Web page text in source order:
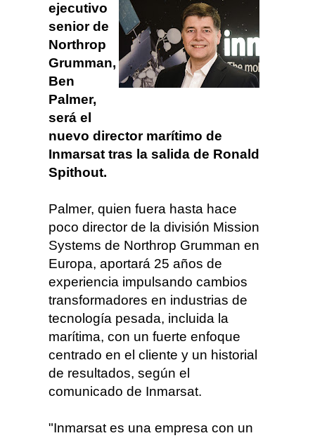
ejecutivo
senior de
Northrop
Grumman,
Ben
Palmer,
será el
nuevo director marítimo de
Inmarsat tras la salida de Ronald
Spithout.
Palmer, quien fuera hasta hace
poco director de la división Mission
Systems de Northrop Grumman en
Europa, aportará 25 años de
experiencia impulsando cambios
transformadores en industrias de
tecnología pesada, incluida la
marítima, con un fuerte enfoque
centrado en el cliente y un historial
de resultados, según el
comunicado de Inmarsat.
"Inmarsat es una empresa con un